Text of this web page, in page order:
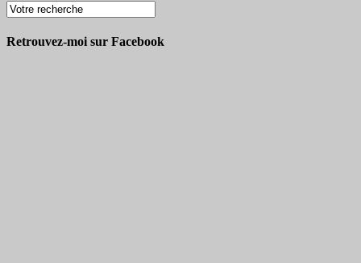
Retrouvez-moi sur Facebook